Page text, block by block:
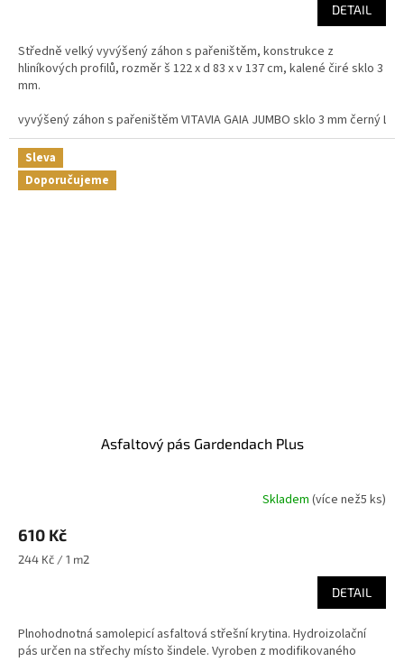
DETAIL
Středně velký vyvýšený záhon s pařeništěm, konstrukce z
hliníkových profilů, rozměr š 122 x d 83 x v 137 cm, kalené čiré sklo 3
mm.
vyvýšený záhon s pařeništěm VITAVIA GAIA JUMBO sklo 3 mm černý
Sleva
Doporučujeme
Asfaltový pás Gardendach Plus
Skladem (více než5 ks)
610 Kč
Měrná
244 Kč / 1 m2
DETAIL
Plnohodnotná samolepicí asfaltová střešní krytina. Hydroizolační
pás určen na střechy místo šindele. Vyroben z modifikovaného